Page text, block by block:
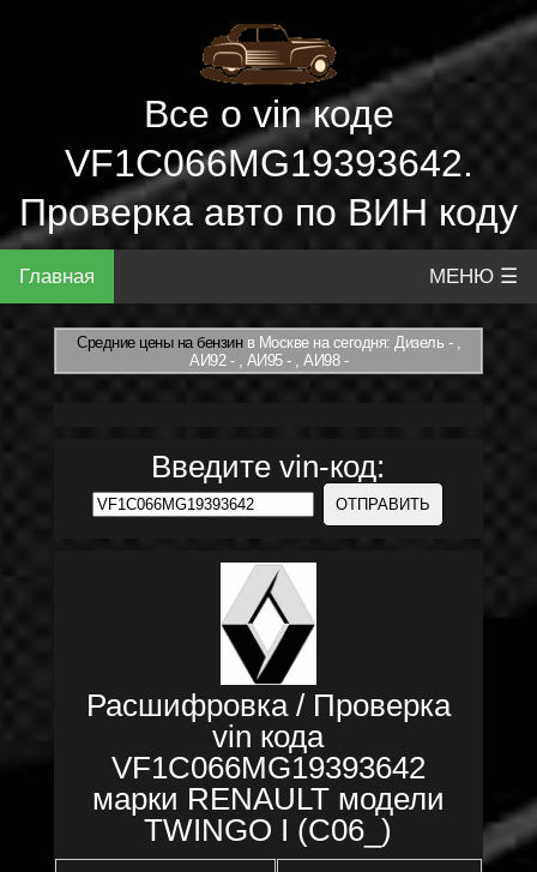
Все о vin коде
VF1C066MG19393642.
Проверка авто по ВИН коду
Главная МЕНЮ ☰
Средние цены на бензинв Москве на сегодня: Дизель - ,
АИ92 - , АИ95 - , АИ98 -
Введите vin-код:
Расшифровка / Проверка
vin кода
VF1C066MG19393642
марки RENAULT модели
TWINGO I (C06_)